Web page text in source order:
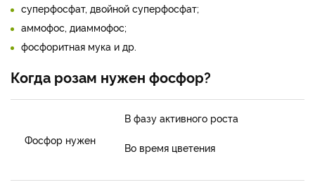
суперфосфат, двойной суперфосфат;
аммофос, диаммофос;
фосфоритная мука и др.
Когда розам нужен фосфор?
Фосфор нужен
В фазу активного роста
Во время цветения